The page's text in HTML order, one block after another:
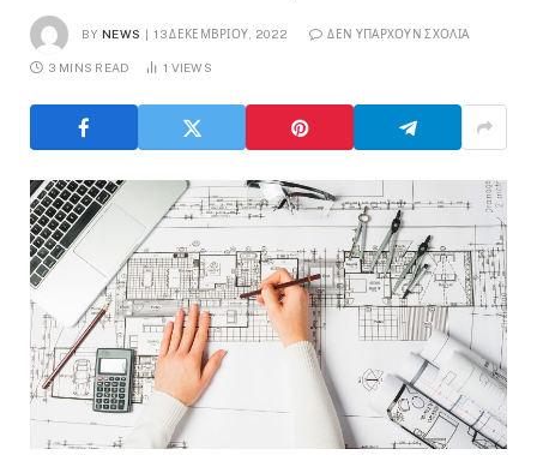
BY NEWS 13 ΔΕΚΕΜΒΡΊΟΥ, 2022 ΔΕΝ ΥΠΆΡΧΟΥΝ ΣΧΌΛΙΑ
3 MINS READ 1 VIEWS